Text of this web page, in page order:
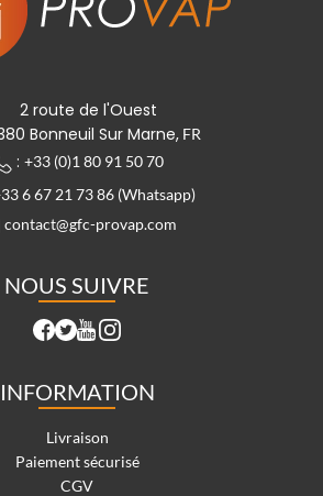
2 route de l'Ouest
Bonneuil Sur Marne,FR
: +33 (0)1 80 91 50 70
6 67 21 73 86 (Whatsapp)
contact@gfc-provap.com
NOUS SUIVRE
INFORMATION
Livraison
Paiement sécurisé
CGV